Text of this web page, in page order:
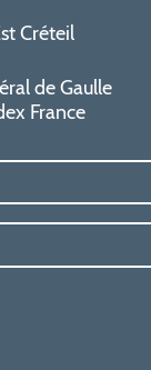
Créteil
de Gaulle
France